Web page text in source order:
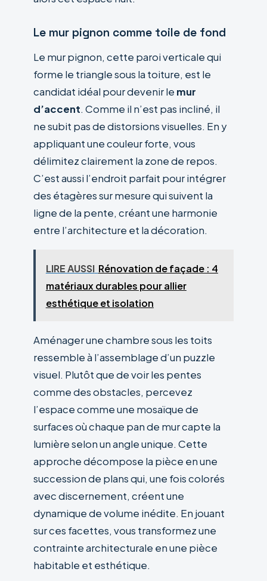
Le mur pignon comme toile de fond
Le mur pignon, cette paroi verticale qui
forme le triangle sous la toiture, est le
candidat idéal pour devenir le mur
d’accent. Comme il n’est pas incliné, il
ne subit pas de distorsions visuelles. En y
appliquant une couleur forte, vous
délimitez clairement la zone de repos.
C’est aussi l’endroit parfait pour intégrer
des étagères sur mesure qui suivent la
ligne de la pente, créant une harmonie
entre l’architecture et la décoration.
LIRE AUSSI Rénovation de façade : 4
matériaux durables pour allier
esthétique et isolation
Aménager une chambre sous les toits
ressemble à l’assemblage d’un puzzle
visuel. Plutôt que de voir les pentes
comme des obstacles, percevez
l’espace comme une mosaïque de
surfaces où chaque pan de mur capte la
lumière selon un angle unique. Cette
approche décompose la pièce en une
succession de plans qui, une fois colorés
avec discernement, créent une
dynamique de volume inédite. En jouant
sur ces facettes, vous transformez une
contrainte architecturale en une pièce
habitable et esthétique.